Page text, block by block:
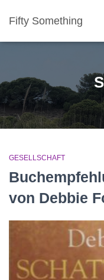
Fifty Something
GESELLSCHAFT
von Debbie